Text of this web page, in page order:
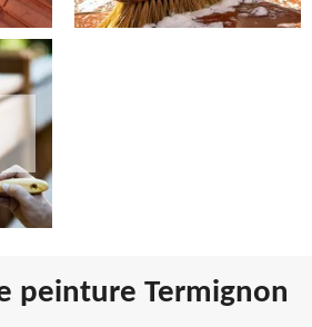
peinture Termignon